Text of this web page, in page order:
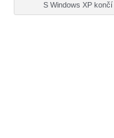
S Windows XP